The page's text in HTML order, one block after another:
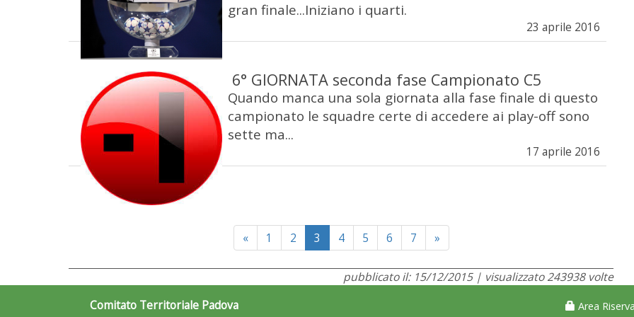
gran finale...Iniziano i quarti.
23 aprile 2016
6° GIORNATA seconda fase Campionato C5
Quando manca una sola giornata alla fase finale di questo
campionato le squadre certe di accedere ai play-off sono
sette ma...
17 aprile 2016
«Previous
1 2 3 4 5 6 7 »Next
pubblicato il: 15/12/2015 | visualizzato 243938 volte
Comitato Territoriale Padova Area